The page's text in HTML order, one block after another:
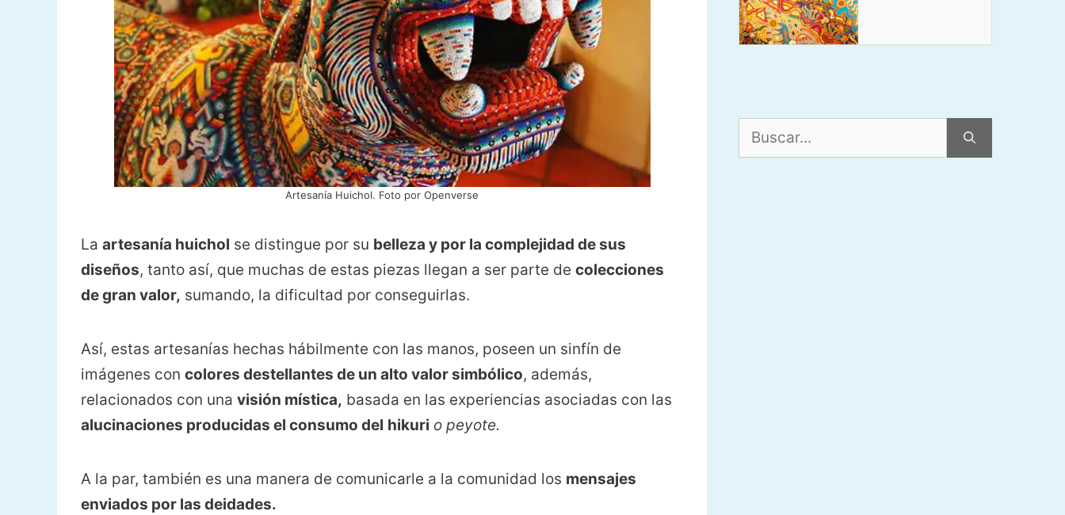
Artesanía Huichol. Foto por Openverse
La artesanía huichol se distingue por su belleza y por la complejidad de sus
diseños, tanto así, que muchas de estas piezas llegan a ser parte de colecciones
de gran valor, sumando, la dificultad por conseguirlas.
Así, estas artesanías hechas hábilmente con las manos, poseen un sinfín de
imágenes con colores destellantes de un alto valor simbólico, además,
relacionados con una visión mística, basada en las experiencias asociadas con las
alucinaciones producidas el consumo del hikuri o peyote.
A la par, también es una manera de comunicarle a la comunidad los mensajes
enviados por las deidades.